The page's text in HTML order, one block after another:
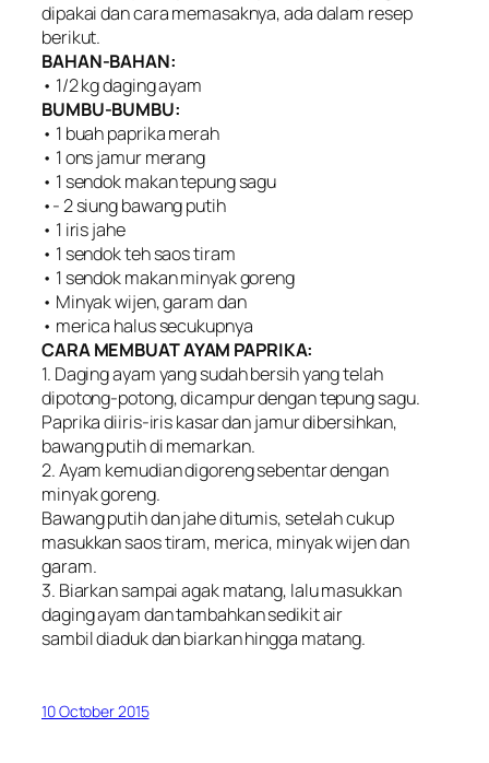
dipakai dan cara memasaknya, ada dalam resep
berikut.
BAHAN-BAHAN:
• 1/2 kg daging ayam
BUMBU-BUMBU:
• 1 buah paprika merah
• 1 ons jamur merang
• 1 sendok makan tepung sagu
•- 2 siung bawang putih
• 1 iris jahe
• 1 sendok teh saos tiram
• 1 sendok makan minyak goreng
• Minyak wijen, garam dan
• merica halus secukupnya
CARA MEMBUAT AYAM PAPRIKA:
1. Daging ayam yang sudah bersih yang telah
dipotong-potong, dicampur dengan tepung sagu.
Paprika diiris-iris kasar dan jamur dibersihkan,
bawang putih di memarkan.
2. Ayam kemudian digoreng sebentar dengan
minyak goreng.
Bawang putih dan jahe ditumis, setelah cukup
masukkan saos tiram, merica, minyak wijen dan
garam.
3. Biarkan sampai agak matang, lalu masukkan
daging ayam dan tambahkan sedikit air
sambil diaduk dan biarkan hingga matang.
10 October 2015